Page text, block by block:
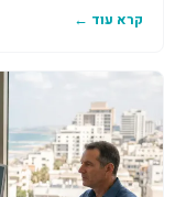
קרא עוד ←